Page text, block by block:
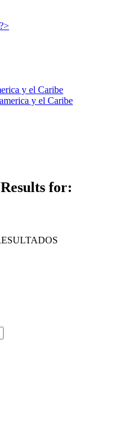
y el Caribe
for: